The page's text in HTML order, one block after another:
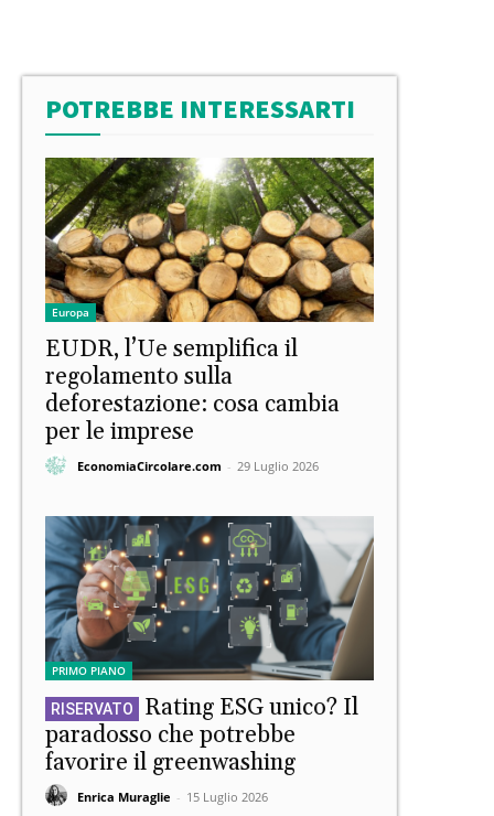
POTREBBE INTERESSARTI
Europa
EUDR, l’Ue semplifica il
regolamento sulla
deforestazione: cosa cambia
per le imprese
EconomiaCircolare.com - 29 Luglio 2026
PRIMO PIANO
Rating ESG unico? Il
paradosso che potrebbe
favorire il greenwashing
Enrica Muraglie - 15 Luglio 2026